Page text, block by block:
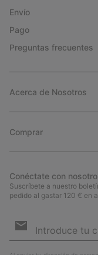
Envío
Pago
Preguntas frecuentes
Acerca de Nosotros
Comprar
Conéctate con
Suscríbete a nuestro
pedido al gastar 120 € en
de